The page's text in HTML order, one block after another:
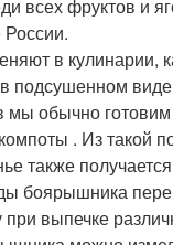
всех фруктов и
в кулинарии,
подсушенном
мы обычно
. Из такой
также
боярышника
выпечке